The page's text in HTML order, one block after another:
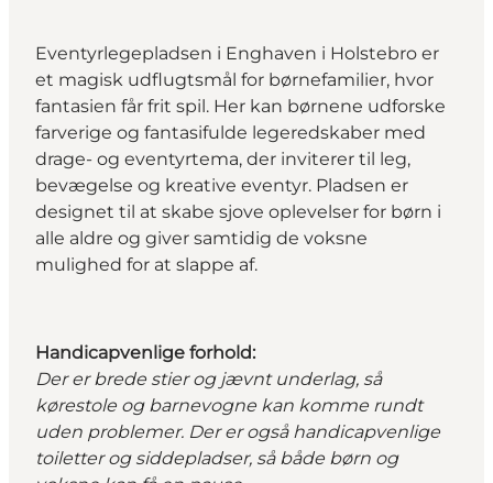
Eventyrlegepladsen i Enghaven i Holstebro er
et magisk udflugtsmål for børnefamilier, hvor
fantasien får frit spil. Her kan børnene udforske
farverige og fantasifulde legeredskaber med
drage- og eventyrtema, der inviterer til leg,
bevægelse og kreative eventyr. Pladsen er
designet til at skabe sjove oplevelser for børn i
alle aldre og giver samtidig de voksne
mulighed for at slappe af.
Handicapvenlige forhold:
Der er brede stier og jævnt underlag, så
kørestole og barnevogne kan komme rundt
uden problemer. Der er også handicapvenlige
toiletter og siddepladser, så både børn og